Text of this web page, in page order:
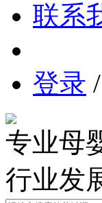
联系
登录 /
专业母
行业发